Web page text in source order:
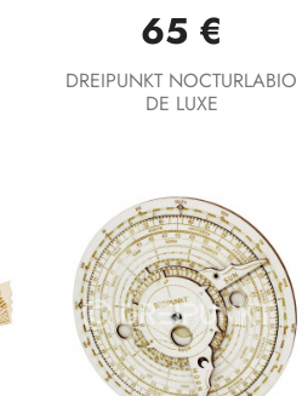
65 €
DREIPUNKT NOCTURLABIO
DE LUXE